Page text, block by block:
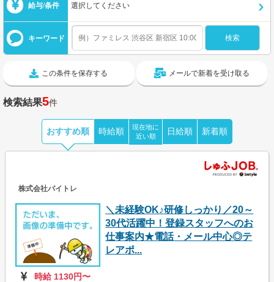
給与/条件 選択してください
キーワード
この条件を保存する メールで新着を受け取る
検索結果5件
おすすめ順 時給順
現在地に
近い順
日給順 新着順
株式会社バイトレ
＼未経験OK♪研修しっかり／20～
30代活躍中！登録スタッフへのお
仕事案内★電話・メール中心◎テ
レアポ...
時給 1130円〜